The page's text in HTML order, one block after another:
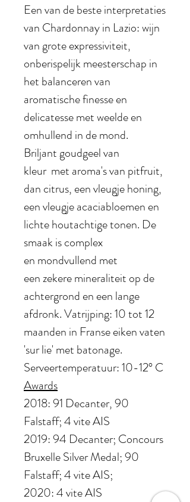
Een van de beste interpretaties
van Chardonnay in Lazio: wijn
van grote expressiviteit,
onberispelijk meesterschap in
het balanceren van
aromatische finesse en
delicatesse met weelde en
omhullend in de mond.
Briljant goudgeel van
kleur met aroma's van pitfruit,
dan citrus, een vleugje honing,
een vleugje acaciabloemen en
lichte houtachtige tonen. De
smaak is complex
en mondvullend met
een zekere mineraliteit op de
achtergrond en een lange
afdronk. Vatrijping: 10 tot 12
maanden in Franse eiken vaten
'sur lie' met batonage.
Serveertemperatuur: 10-12° C
Awards
2018: 91 Decanter, 90
Falstaff; 4 vite AIS
2019: 94 Decanter; Concours
Bruxelle Silver Medal; 90
Falstaff; 4 vite AIS;
2020: 4 vite AIS